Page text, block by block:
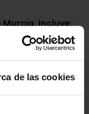
de las cookies
Murcia. Incluye:
y Termos.